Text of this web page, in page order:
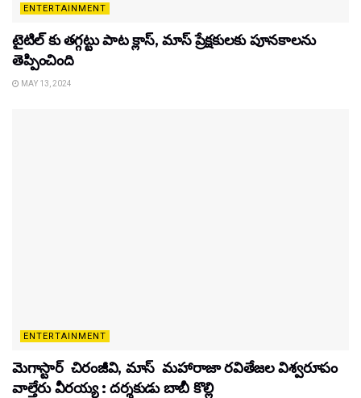
ENTERTAINMENT
టైటిల్‌ కు తగ్గట్టు పాట క్లాస్, మాస్ ప్రేక్షకులకు పూనకాలను
తెప్పించింది
MAY 13, 2024
ENTERTAINMENT
మెగాస్టార్ చిరంజీవి, మాస్ మహారాజా రవితేజల విశ్వరూపం
వాల్తేరు వీరయ్య : దర్శకుడు బాబీ కొల్లి